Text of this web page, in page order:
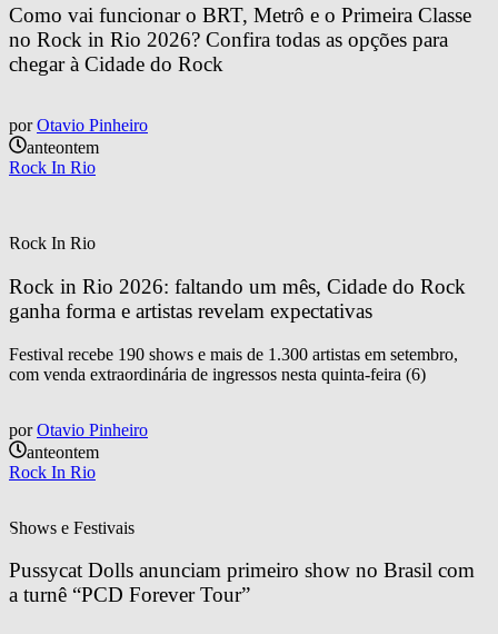
Como vai funcionar o BRT, Metrô e o Primeira Classe
no Rock in Rio 2026? Confira todas as opções para
chegar à Cidade do Rock
por Otavio Pinheiro
anteontem
Rock In Rio
Rock In Rio
Rock in Rio 2026: faltando um mês, Cidade do Rock
ganha forma e artistas revelam expectativas
Festival recebe 190 shows e mais de 1.300 artistas em setembro,
com venda extraordinária de ingressos nesta quinta-feira (6)
por Otavio Pinheiro
anteontem
Rock In Rio
Shows e Festivais
Pussycat Dolls anunciam primeiro show no Brasil com
a turnê “PCD Forever Tour”